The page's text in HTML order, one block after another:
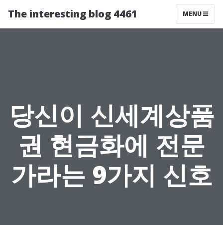
The interesting blog 4461 MENU
당신이 신세계상품
권 현금화에 전문
가라는 9가지 신호